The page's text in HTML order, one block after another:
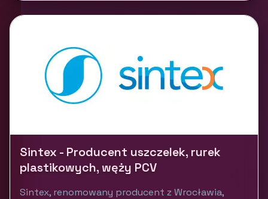
Sintex - Producent uszczelek, rurek
plastikowych, węży PCV
Sintex, renomowany producent z Wrocławia,